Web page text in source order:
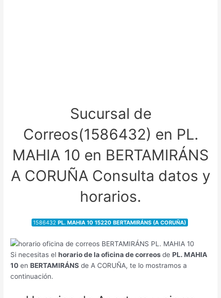
Sucursal de
Correos(1586432) en PL.
MAHIA 10 en BERTAMIRÁNS
A CORUÑA Consulta datos y
horarios.
1586432PL. MAHIA 10 15220 BERTAMIRÁNS (A CORUÑA)
Si necesitas elhorario de la oficina de correosdePL. MAHIA
10 enBERTAMIRÁNS de A CORUÑA, te lo mostramos a
continuación.